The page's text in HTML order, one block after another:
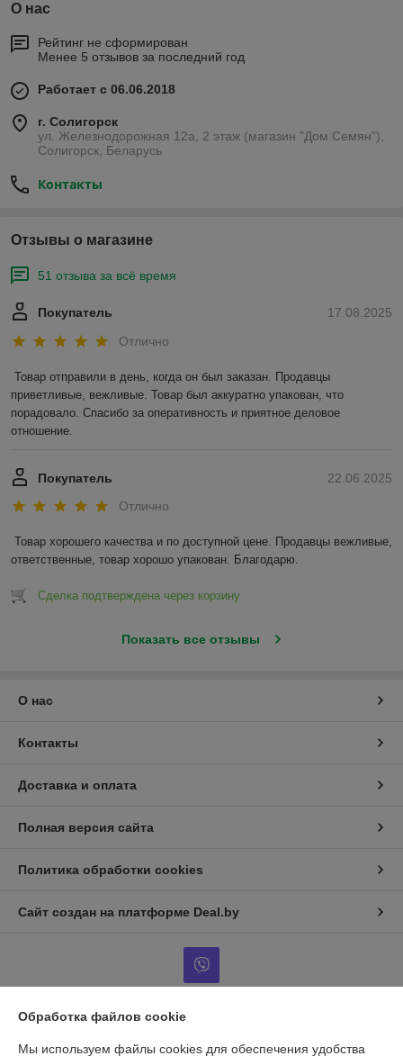
О нас
Рейтинг не сформирован
Менее 5 отзывов за последний год
Работает с 06.06.2018
г. Солигорск
ул. Железнодорожная 12а, 2 этаж (магазин "Дом Семян"),
Солигорск, Беларусь
Контакты
Отзывы о магазине
51 отзыва за всё время
17.08.2025
Покупатель
Отлично
Товар отправили в день, когда он был заказан. Продавцы
приветливые, вежливые. Товар был аккуратно упакован, что
порадовало. Спасибо за оперативность и приятное деловое
отношение.
22.06.2025
Покупатель
Отлично
Товар хорошего качества и по доступной цене. Продавцы вежливые,
ответственные, товар хорошо упакован. Благодарю.
Сделка подтверждена через корзину
Показать все отзывы
О нас
Контакты
Доставка и оплата
Полная версия сайта
Политика обработки cookies
Сайт создан на платформе Deal.by
Обработка файлов cookie
Мы используем файлы cookies для обеспечения удобства